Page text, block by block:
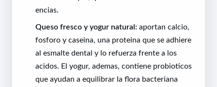
encias.
Queso fresco y yogur natural: aportan calcio,
fosforo y caseina, una proteina que se adhiere
al esmalte dental y lo refuerza frente a los
acidos. El yogur, ademas, contiene probioticos
que ayudan a equilibrar la flora bacteriana